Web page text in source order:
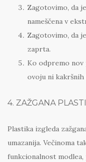
Zagotovimo, da
nameščena v
Zagotovimo, da
zaprta.
Ko odpremo nov
ovoju ni
4. ZAŽGANA
Plastika izgleda
umazanija. Večinoma
funkcionalnost